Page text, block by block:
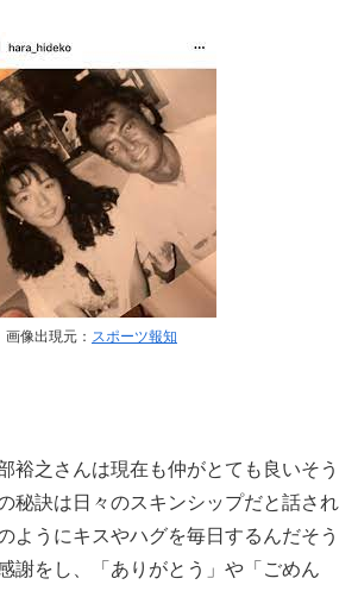
画像出現元： スポーツ報知
裕之さんは現在も仲がとても良いそう
秘訣は日々のスキンシップだと話され
ようにキスやハグを毎日するんだそう
謝をし、「ありがとう」や「ごめん